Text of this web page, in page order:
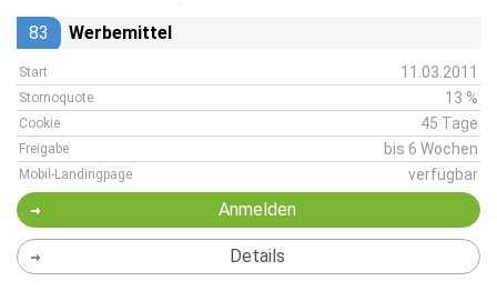
83 Werbemittel
Start 11.03.2011
Stornoquote 13 %
Cookie 45 Tage
Freigabe bis 6 Wochen
Mobil-Landingpage verfügbar
Anmelden
Details